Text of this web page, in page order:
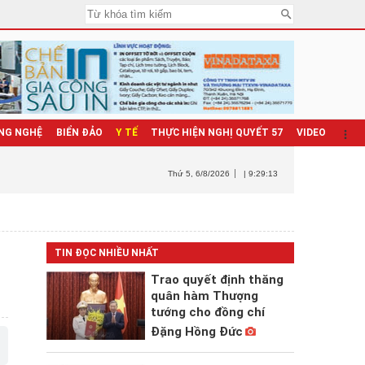
NGHỆ BIỂN ĐẢO Y TẾ THỰC HIỆN NGHỊ QUYẾT 57 VIDEO
Thứ 5 , 6/8/2026 | 9:29:14
TIN ĐỌC NHIỀU NHẤT
Trao quyết định thăng
quân hàm Thượng
tướng cho đồng chí
Đặng Hồng Đức